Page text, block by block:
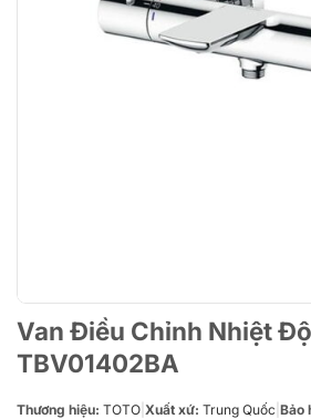
Van Điều Chỉnh Nhiệt Độ
TBV01402BA
Thương hiệu: TOTO Xuất xứ: Trung Quốc Bảo